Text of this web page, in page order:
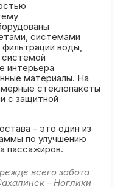
системами
фильтрации воды,
системой
интерьера
материалы. На
стеклопакеты
с защитной
– это один из
по улучшению
пассажиров.
всего забота
– Ноглики